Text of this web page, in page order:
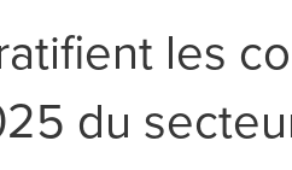
les
du